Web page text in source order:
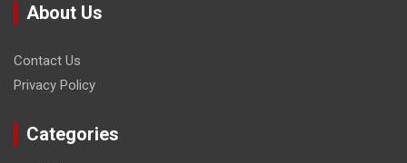
About Us
Contact Us
Privacy Policy
Categories